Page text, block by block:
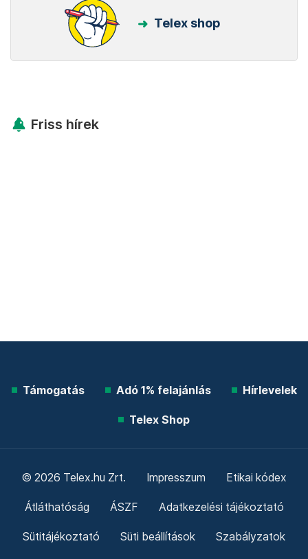
Telex shop
Friss hírek
Támogatás Adó 1% felajánlás Hírlevelek
Telex Shop
© 2026 Telex.hu Zrt. Impresszum Etikai kódex
Átláthatóság ÁSZF Adatkezelési tájékoztató
Sütitájékoztató Süti beállítások Szabályzatok